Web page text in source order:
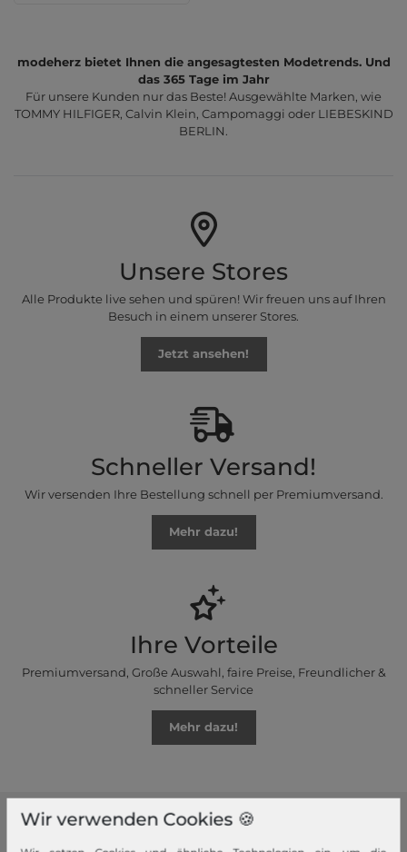
modeherz bietet Ihnen die angesagtesten Modetrends. Und
das 365 Tage im Jahr
Für unsere Kunden nur das Beste! Ausgewählte Marken, wie
TOMMY HILFIGER, Calvin Klein, Campomaggi oder LIEBESKIND
BERLIN.
Unsere Stores
Alle Produkte live sehen und spüren! Wir freuen uns auf Ihren
Besuch in einem unserer Stores.
Jetzt ansehen!
Schneller Versand!
Wir versenden Ihre Bestellung schnell per Premiumversand.
Mehr dazu!
Ihre Vorteile
Premiumversand, Große Auswahl, faire Preise, Freundlicher &
schneller Service
Mehr dazu!
Wir verwenden Cookies 🍪